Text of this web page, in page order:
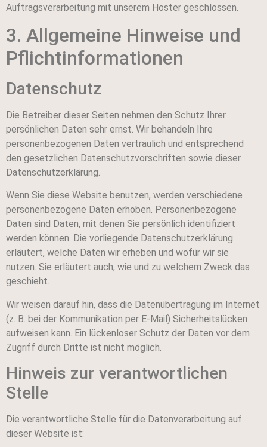
Auftragsverarbeitung mit unserem Hoster geschlossen.
3. Allgemeine Hinweise und
Pflicht­informationen
Datenschutz
Die Betreiber dieser Seiten nehmen den Schutz Ihrer
persönlichen Daten sehr ernst. Wir behandeln Ihre
personenbezogenen Daten vertraulich und entsprechend
den gesetzlichen Datenschutzvorschriften sowie dieser
Datenschutzerklärung.
Wenn Sie diese Website benutzen, werden verschiedene
personenbezogene Daten erhoben. Personenbezogene
Daten sind Daten, mit denen Sie persönlich identifiziert
werden können. Die vorliegende Datenschutzerklärung
erläutert, welche Daten wir erheben und wofür wir sie
nutzen. Sie erläutert auch, wie und zu welchem Zweck das
geschieht.
Wir weisen darauf hin, dass die Datenübertragung im Internet
(z. B. bei der Kommunikation per E-Mail) Sicherheitslücken
aufweisen kann. Ein lückenloser Schutz der Daten vor dem
Zugriff durch Dritte ist nicht möglich.
Hinweis zur verantwortlichen
Stelle
Die verantwortliche Stelle für die Datenverarbeitung auf
dieser Website ist: